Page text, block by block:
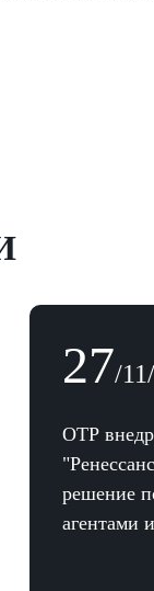
27/
ОТР
решение
агентами